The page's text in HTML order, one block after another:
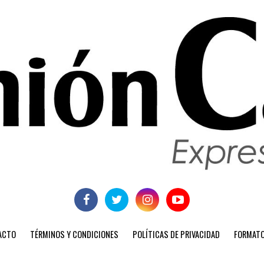
TÉRMINOS Y CONDICIONES POLÍTICAS DE PRIVACIDAD